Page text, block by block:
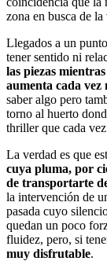
zona en busca de la
Llegados a un
tener sentido ni
las piezas
aumenta cada vez
saber algo pero
torno al huerto
thriller que cada
La verdad es que
cuya pluma, por
de transportarte
la intervención de
pasada cuyo
quedan un poco
fluidez, pero, si
muy disfrutable.